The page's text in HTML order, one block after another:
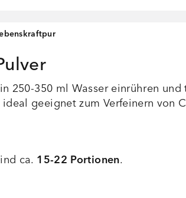
250-350 ml Wasser einrühren
geeignet zum Verfeinern von
ca. 15-22 Portionen.